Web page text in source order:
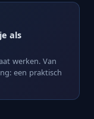
als
werken. Van
een praktisch